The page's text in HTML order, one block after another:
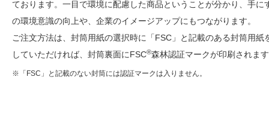
ております。一目で環境に配慮した商品ということが分かり、手に
の環境意識の向上や、企業のイメージアップにもつながります。
ご注文方法は、封筒用紙の選択時に「FSC」と記載のある封筒用紙
していただければ、封筒裏面にFSC®森林認証マークが印刷されま
「FSC」と記載のない封筒には認証マークは入りません。